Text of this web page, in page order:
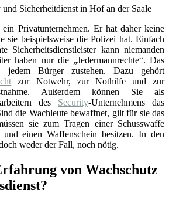
Privatunternehmen. Er hat daher keine
sie beispielsweise die Polizei hat. Einfach
Sicherheitsdienstleister kann niemanden
haben nur die „Jedermannrechte“. Das
Bürger zustehen. Dazu gehört
zur Notwehr, zur Nothilfe und zur
Außerdem können Sie als
des Security-Unternehmens das
die Wachleute bewaffnet, gilt für sie das
sie zum Tragen einer Schusswaffe
einen Waffenschein besitzen. In den
weder der Fall, noch nötig.
von Wachschutz